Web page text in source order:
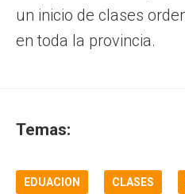
un inicio de clases
en toda la provincia.
Temas:
EDUACION CLASES